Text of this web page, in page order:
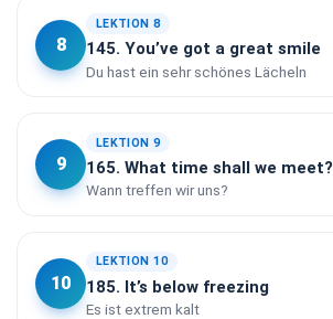
8
LEKTION 8
145. You’ve got a great smile
Du hast ein sehr schönes Lächeln
9
LEKTION 9
165. What time shall we meet?
Wann treffen wir uns?
10
LEKTION 10
185. It’s below freezing
Es ist extrem kalt